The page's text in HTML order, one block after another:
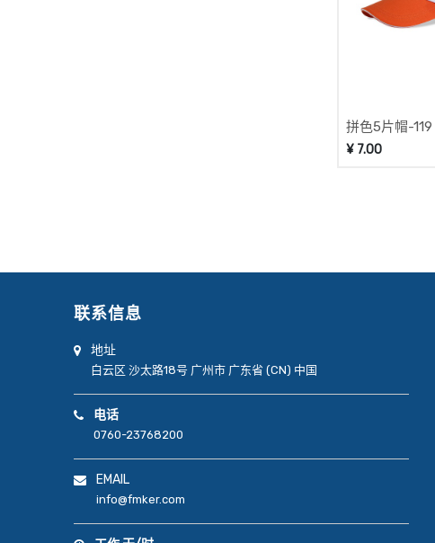
拼色5片帽-119
¥ 7.00
联系信息
地址
白云区 沙太路18号 广州市 广东省 (CN) 中国
电话
0760-23768200
EMAIL
info@fmker.com